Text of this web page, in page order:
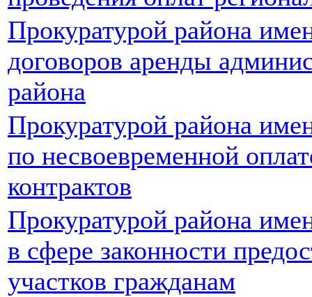
Прокуратурой района
договоров аренды
района
Прокуратурой района
по несвоевременной
контрактов
Прокуратурой района
в сфере законности
участков гражданам